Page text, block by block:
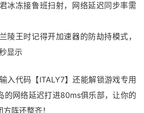
冰冻接鲁班扫射，网络延迟同步率需
陵王时记得开加速器的防劫持模式，
显示
入代码【ITALY7】还能解锁游戏专用
的网络延迟打进80ms俱乐部，让你的
阵还整齐！